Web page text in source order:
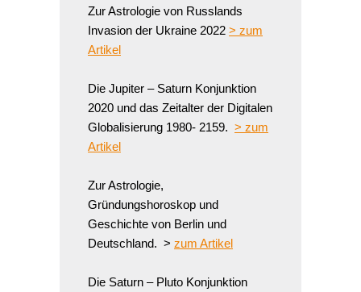
Zur Astrologie von Russlands
Invasion der Ukraine 2022 > zum
Artikel
Die Jupiter – Saturn Konjunktion
2020 und das Zeitalter der Digitalen
Globalisierung 1980- 2159. > zum
Artikel
Zur Astrologie,
Gründungshoroskop und
Geschichte von Berlin und
Deutschland. > zum Artikel
Die Saturn – Pluto Konjunktion